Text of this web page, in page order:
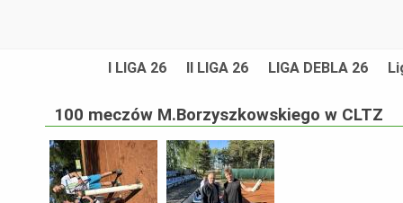
I LIGA 26 II LIGA 26 LIGA DEBLA 26
100 meczów M.Borzyszkowskiego w CLTZ